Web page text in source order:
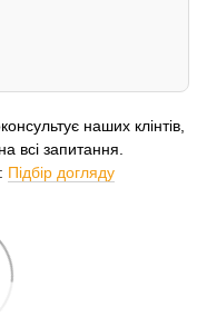
наших клінтів,
всі запитання.
Підбір догляду